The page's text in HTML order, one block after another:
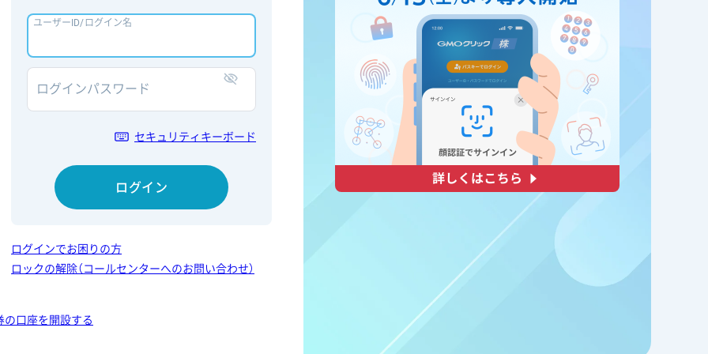
ユーザーID/ログイン名
ログインパスワード
セキュリティキーボード
ログイン
ログインでお困りの方
ロックの解除（コールセンターへのお問い合わせ）
の口座を開設する